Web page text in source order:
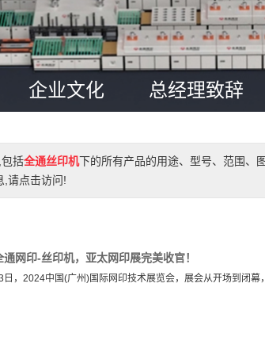
企业文化 总经理致辞
括全通丝印机下的所有产品的用途、型号、范围、
,请点击访问!
网印-丝印机，亚太网印展完美收官！
，2024中国(广州)国际网印技术展览会，展会从开场到闭